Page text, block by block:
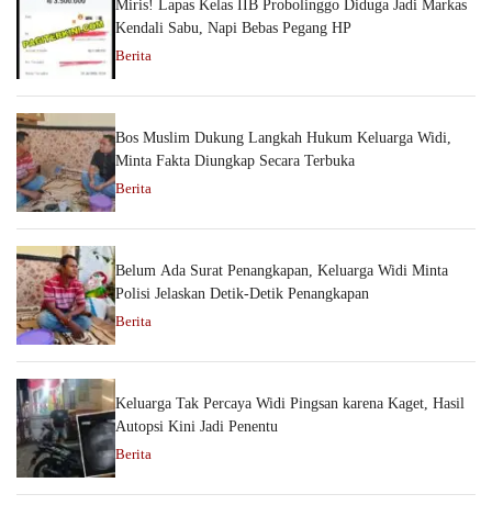
Miris! Lapas Kelas IIB Probolinggo Diduga Jadi Markas
Kendali Sabu, Napi Bebas Pegang HP
Berita
Bos Muslim Dukung Langkah Hukum Keluarga Widi,
Minta Fakta Diungkap Secara Terbuka
Berita
Belum Ada Surat Penangkapan, Keluarga Widi Minta
Polisi Jelaskan Detik-Detik Penangkapan
Berita
Keluarga Tak Percaya Widi Pingsan karena Kaget, Hasil
Autopsi Kini Jadi Penentu
Berita